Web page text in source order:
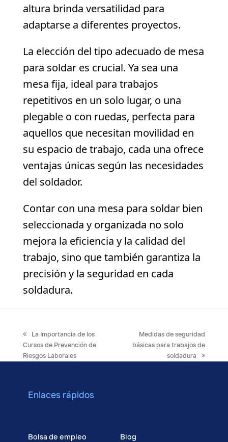
altura brinda versatilidad para
adaptarse a diferentes proyectos.
La elección del tipo adecuado de mesa
para soldar es crucial. Ya sea una
mesa fija, ideal para trabajos
repetitivos en un solo lugar, o una
plegable o con ruedas, perfecta para
aquellos que necesitan movilidad en
su espacio de trabajo, cada una ofrece
ventajas únicas según las necesidades
del soldador.
Contar con una mesa para soldar bien
seleccionada y organizada no solo
mejora la eficiencia y la calidad del
trabajo, sino que también garantiza la
precisión y la seguridad en cada
soldadura.
previous
post:
La Importancia de los
Cursos de Prevención de
Riesgos Laborales
next
post:
Medidas de seguridad
básicas para trabajos de
soldadura
Enlaces rápidos
Bolsa de empleo Blog